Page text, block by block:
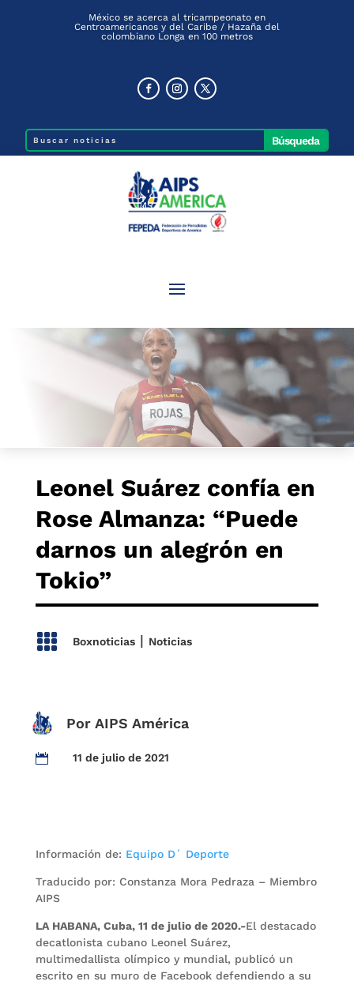
México se acerca al tricampeonato en
Centroamericanos y del Caribe / Hazaña del
colombiano Longa en 100 metros
Leonel Suárez confía en
Rose Almanza: “Puede
darnos un alegrón en
Tokio”
 Boxnoticias| Noticias
Por AIPS América
 11 de julio de 2021
Información de: Equipo D´ Deporte
Traducido por: Constanza Mora Pedraza – Miembro
AIPS
LA HABANA, Cuba, 11 de julio de 2020.-El destacado
decatlonista cubano Leonel Suárez,
multimedallista olímpico y mundial, publicó un
escrito en su muro de Facebook defendiendo a su